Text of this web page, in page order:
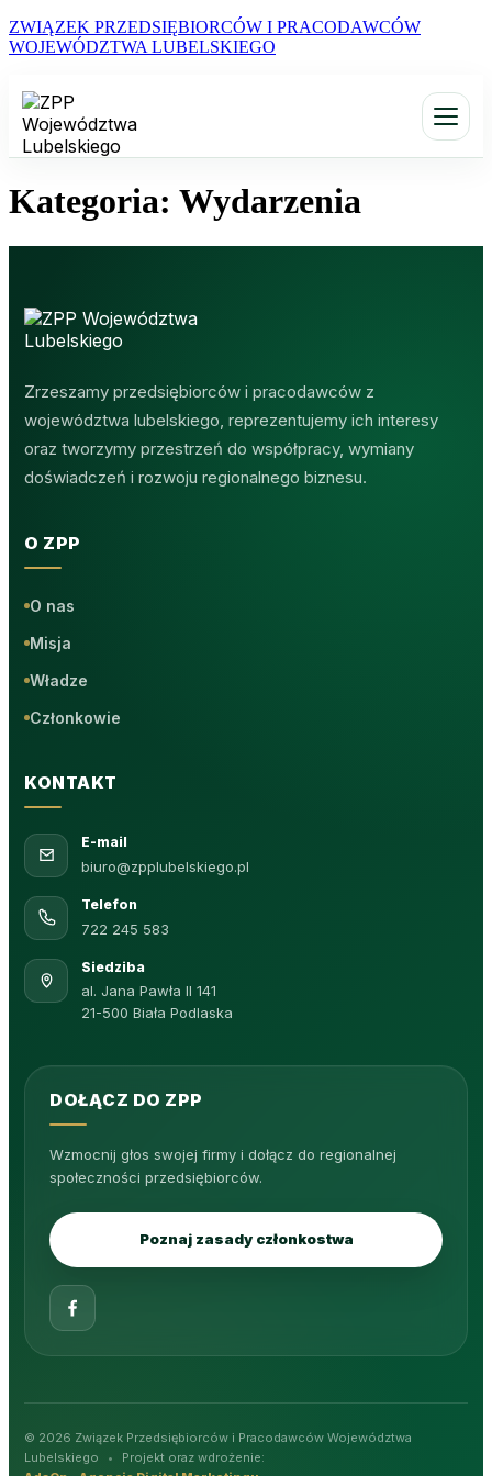
ZWIĄZEK PRZEDSIĘBIORCÓW I PRACODAWCÓW
WOJEWÓDZTWA LUBELSKIEGO
Kategoria: Wydarzenia
Zrzeszamy przedsiębiorców i pracodawców z
województwa lubelskiego, reprezentujemy ich interesy
oraz tworzymy przestrzeń do współpracy, wymiany
doświadczeń i rozwoju regionalnego biznesu.
O ZPP
O nas
Misja
Władze
Członkowie
KONTAKT
E-mail
biuro@zpplubelskiego.pl
Telefon
722 245 583
Siedziba
al. Jana Pawła II 141
21-500 Biała Podlaska
DOŁĄCZ DO ZPP
Wzmocnij głos swojej firmy i dołącz do regionalnej
społeczności przedsiębiorców.
Poznaj zasady członkostwa
© 2026 Związek Przedsiębiorców i Pracodawców Województwa
Lubelskiego
•
Projekt oraz wdrożenie: